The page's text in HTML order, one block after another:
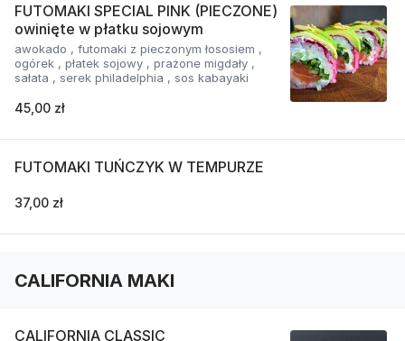
FUTOMAKI SPECIAL PINK (PIECZONE)
owinięte w płatku sojowym
awokado , futomaki z pieczonym łososiem ,
ogórek , płatek sojowy , prażone migdały ,
sałata , serek philadelphia , sos kabayaki
45,00 zł
FUTOMAKI TUŃCZYK W TEMPURZE
37,00 zł
CALIFORNIA MAKI
CALIFORNIA CLASSIC